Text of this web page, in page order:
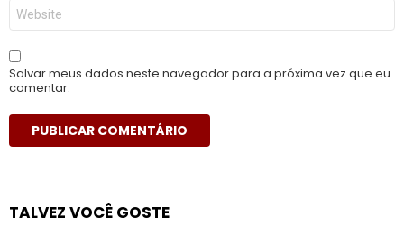
Salvar meus dados neste navegador para a próxima vez que eu
comentar.
TALVEZ VOCÊ GOSTE